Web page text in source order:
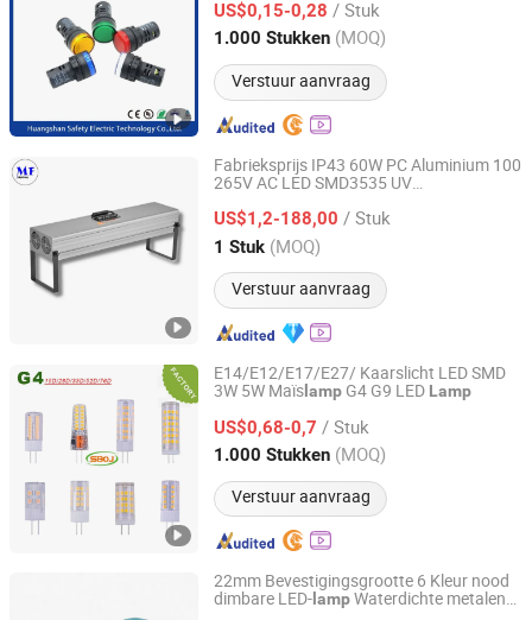
US$0,15-0,28 / Stuk
1.000 Stukken (MOQ)
Verstuur aanvraag
Anhui, China Sinds 2016
Fabrieksprijs IP43 60W PC Aluminium 100
265V AC LED SMD3535 UV
AutomobielLamp en Reparatie 3D Hars
Uitharden Nagel Uitharden Inkt Uitharden
Print
US$1,2-188,00 / Stuk
1 Stuk (MOQ)
Verstuur aanvraag
Dongguan MF Lighting Co., Ltd
Guangdong, China Sinds 2023
E14/E12/E17/E27/ Kaarslicht LED SMD
3W 5W Maïs lamp G4 G9 LED Lamp
US$0,68-0,7 / Stuk
1.000 Stukken (MOQ)
Verstuur aanvraag
Zhongshan SIBOJING Lighting Co. ,Ltd.
Guangdong, China Sinds 2022
22mm Bevestigingsgrootte 6 Kleur nood
dimbare LED- lampWaterdichte metalen
Sanli Electric Technology Co., Ltd.